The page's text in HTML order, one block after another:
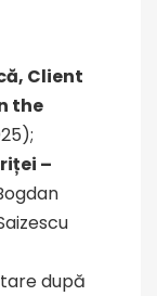
Client
the
–
după